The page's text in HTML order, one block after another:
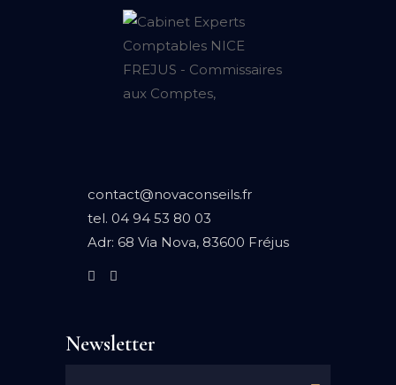
contact@novaconseils.fr
tel. 04 94 53 80 03
Adr: 68 Via Nova, 83600 Fréjus
Newsletter